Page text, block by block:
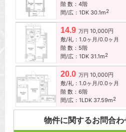
階 数：4階
間/広：1DK 30.1m2
14.9 万円 10,000円
敷/礼：1.0ヶ月/0.0ヶ月
階 数：5階
間/広：1DK 31.1m2
20.0 万円 10,000円
敷/礼：1.0ヶ月/0.0ヶ月
階 数：6階
間/広：1LDK 37.59m2
物件に関するお問合